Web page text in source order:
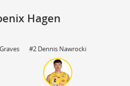
Hagen
#2 Dennis Nawrocki